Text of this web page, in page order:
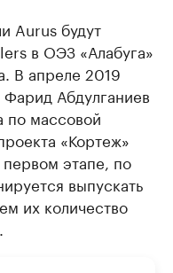
Aurus будут
в ОЭЗ «Алабуга»
В апреле 2019
Абдулганиев
по массовой
«Кортеж»
этапе, по
выпускать
их количество